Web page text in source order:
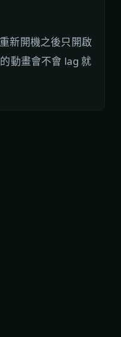
新開機之後只開啟
動畫會不會 lag 就